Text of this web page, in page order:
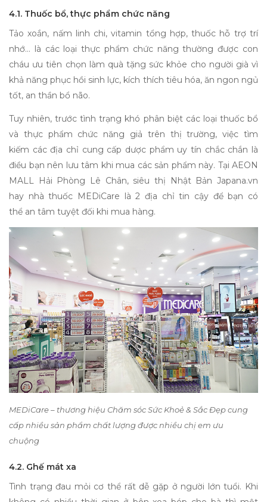
4.1. Thuốc bổ, thực phẩm chức năng
Tảo xoắn, nấm linh chi, vitamin tổng hợp, thuốc hỗ trợ trí
nhớ… là các loại thực phẩm chức năngthường được con
cháu ưu tiên chọn làm quà tặng sức khỏe cho người già vì
khả năng phục hồi sinh lực, kích thích tiêu hóa,ăn ngon ngủ
tốt, an thần bổ não.
Tuy nhiên, trước tình trạng khó phân biệt các loại thuốc bổ
và thực phẩm chức năng giả trên thị trường,việc tìm
kiếm cácđịa chỉ cung cấp dược phẩm uy tín chắc chắn là
điều bạn nên lưu tâm khi mua các sản phẩm này. Tại AEON
MALL Hải Phòng Lê Chân,siêu thị Nhật Bản Japana.vn
hay nhà thuốc MEDiCare là 2 địa chỉ tin cậy đểbạn có
thể an tâm tuyệt đối khi mua hàng.
MEDiCare – thương hiệu Chăm sóc Sức Khoẻ & Sắc Đẹp cung
cấp nhiều sản phẩm chất lượng được nhiều chị em ưu
chuộng
4.2. Ghế mát xa
Tình trạng đau mỏi cơ thể rất dễ gặp ở người lớn tuổi. Khi